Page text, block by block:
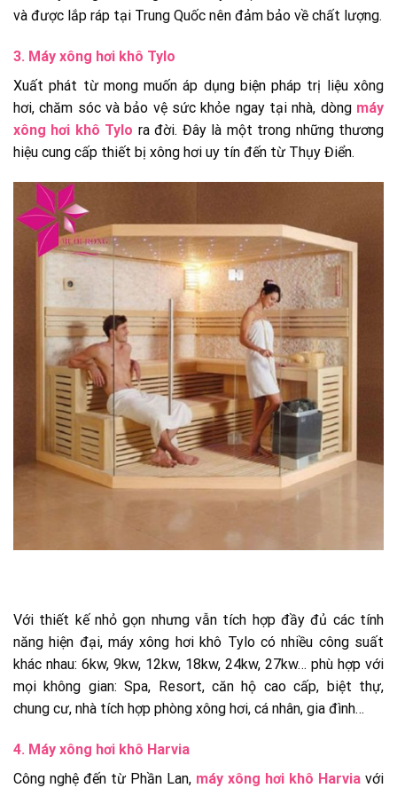
và được lắp ráp tại Trung Quốc nên đảm bảo về chất lượng.
3. Máy xông hơi khô Tylo
Xuất phát từ mong muốn áp dụng biện pháp trị liệu xông
hơi, chăm sóc và bảo vệ sức khỏe ngay tại nhà, dòng máy
xông hơi khô Tylo ra đời. Đây là một trong những thương
hiệu cung cấp thiết bị xông hơi uy tín đến từ Thụy Điển.
Với thiết kế nhỏ gọn nhưng vẫn tích hợp đầy đủ các tính
năng hiện đại, máy xông hơi khô Tylo có nhiều công suất
khác nhau: 6kw, 9kw, 12kw, 18kw, 24kw, 27kw… phù hợp với
mọi không gian: Spa, Resort, căn hộ cao cấp, biệt thự,
chung cư, nhà tích hợp phòng xông hơi, cá nhân, gia đình…
4. Máy xông hơi khô Harvia
Công nghệ đến từ Phần Lan, máy xông hơi khô Harvia với